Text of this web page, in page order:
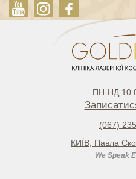
ПН-НД
(067)
КИЇВ, Павла
We Speak